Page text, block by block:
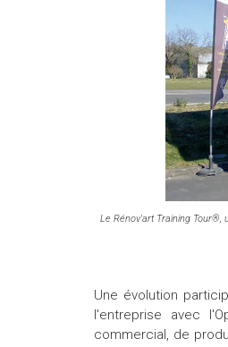
Le Rénov'art Training Tour®,
Une évolution
l'entreprise avec
commercial, de